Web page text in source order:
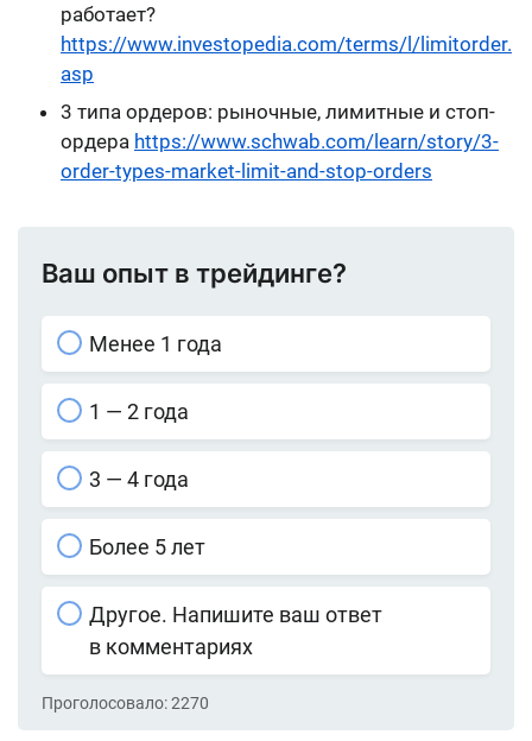
работает?
https://www.investopedia.com/terms/l/limitorder.
asp
3 типа ордеров: рыночные, лимитные и стоп-
ордера https://www.schwab.com/learn/story/3-
order-types-market-limit-and-stop-orders
Ваш опыт в трейдинге?
Менее 1 года
1 — 2 года
3 — 4 года
Более 5 лет
Другое. Напишите ваш ответ
в комментариях
Проголосовало:2270